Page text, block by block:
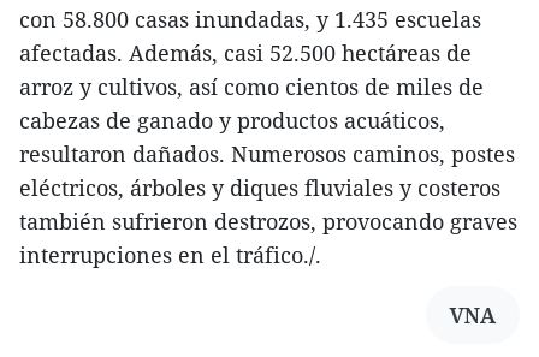
con 58.800 casas inundadas, y 1.435 escuelas
afectadas. Además, casi 52.500 hectáreas de
arroz y cultivos, así como cientos de miles de
cabezas de ganado y productos acuáticos,
resultaron dañados. Numerosos caminos, postes
eléctricos, árboles y diques fluviales y costeros
también sufrieron destrozos, provocando graves
interrupciones en el tráfico./.
VNA